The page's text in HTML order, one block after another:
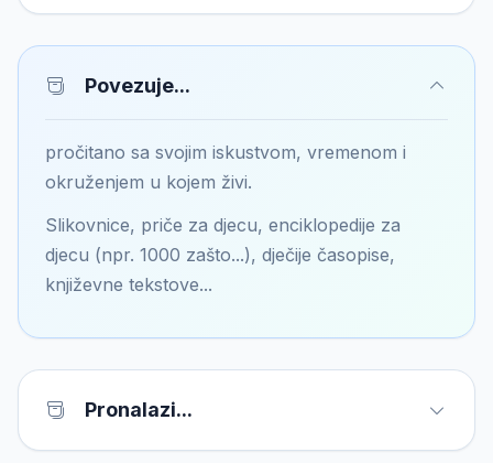
Povezuje...
pročitano sa svojim iskustvom, vremenom i
okruženjem u kojem živi.
Slikovnice, priče za djecu, enciklopedije za
djecu (npr. 1000 zašto...), dječije časopise,
književne tekstove...
Pronalazi...